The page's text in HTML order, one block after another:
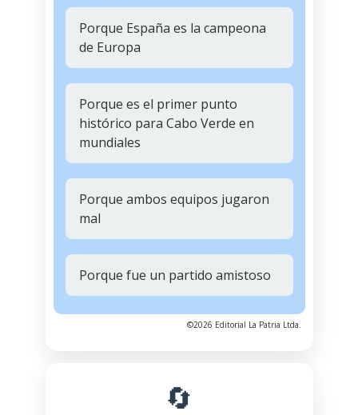
Porque España es la campeona
de Europa
Porque es el primer punto
histórico para Cabo Verde en
mundiales
Porque ambos equipos jugaron
mal
Porque fue un partido amistoso
©2026 Editorial La Patria Ltda.
🔄